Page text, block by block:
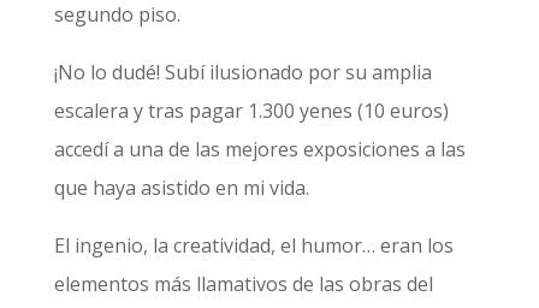
segundo piso.
¡No lo dudé! Subí ilusionado por su amplia
escalera y tras pagar 1.300 yenes (10 euros)
accedí a una de las mejores exposiciones a las
que haya asistido en mi vida.
El ingenio, la creatividad, el humor… eran los
elementos más llamativos de las obras del